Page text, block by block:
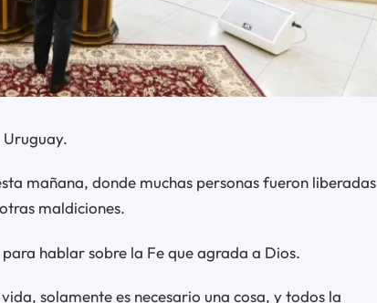
Uruguay.
mañana, donde muchas personas fueron liberadas
maldiciones.
hablar sobre la Fe que agrada a Dios.
solamente es necesario una cosa, y todos la